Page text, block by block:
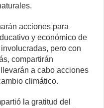
acciones para
y económico de
pero con
compartirán
a cabo acciones
climático.
la gratitud del